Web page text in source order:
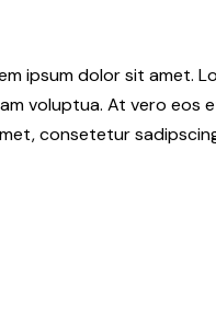
ipsum dolor sit amet.
voluptua. At vero eos
consetetur